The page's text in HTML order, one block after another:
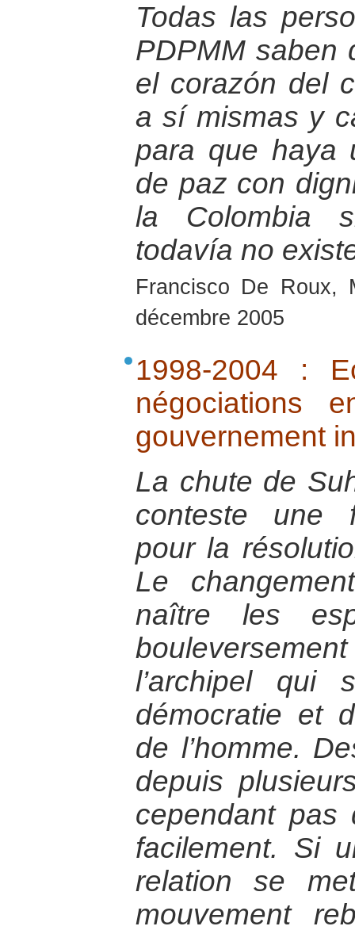
Todas las
PDPMM saben
el corazón del
a sí mismas y
para que haya
de paz con
la Colombia
todavía no
Francisco De Roux,
décembre 2005
1998-2004 :
négociations
gouvernement
La chute de
conteste une
pour la
Le
naître les
l’archipel
démocratie et
de l’homme.
depuis
cependant
facilement. Si
relation se
mouvement